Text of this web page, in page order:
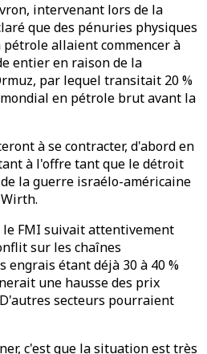
intervenant lors de la
que des pénuries physiques
allaient commencer à
entier en raison de la
par lequel transitait 20 %
en pétrole brut avant la
à se contracter, d'abord en
à l'offre tant que le détroit
la guerre israélo-américaine
le FMI suivait attentivement
sur les chaînes
engrais étant déjà 30 à 40 %
une hausse des prix
secteurs pourraient
c'est que la situation est très